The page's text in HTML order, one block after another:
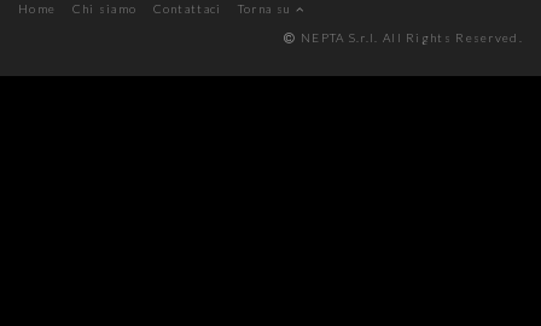
Home Chi siamo Contattaci
Torna su
NEPTA S.r.l. All Rights Reserved.